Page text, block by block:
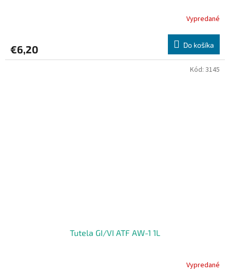
Vypredané
€6,20 Do košíka
Tutela GI/VI ATF AW-1 1L
Vypredané
Kód: 3145